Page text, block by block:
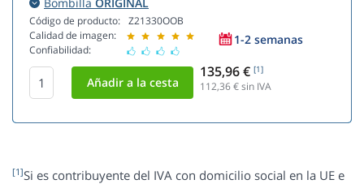
Código de producto:
Calidad de imagen:
Confiabilidad:
Z21330OOB
1-2 semanas
135,96 € [1]
112,36€ sin IVA
[1]Si es contribuyente del IVA con domicilio social en la UE e